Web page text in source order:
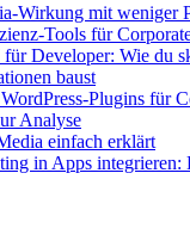
Wirkung mit weniger
Tools für
Developer: Wie du
baust
Plugins für
Analyse
einfach erklärt
in Apps integrieren: